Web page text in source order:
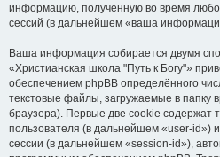
информацию, полученную во время
сессий (в дальнейшем «ваша
Ваша информация собирается двумя
«Христианская школа "Путь к Богу"»
обеспечением phpBB определённого
текстовые файлы, загружаемые в папку
браузера). Первые две cookie содержат
пользователя (в дальнейшем «user-id»)
сессии (в дальнейшем «session-id»),